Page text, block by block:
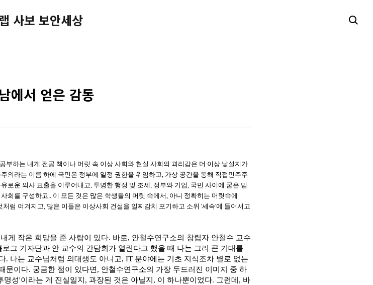
사보 보안세상
에서 얻은 감동
부하는 내게 전공 책이나 머릿 속 이상 사회와 현실 사회의 괴리감은 더 이상 낯설지가
의라는 이름 하에 국민은 정부에 일정 권한을 위임하고, 가상 공간을 통해 직접민주주
로운 의사 표출을 이루어내고, 투명한 행정 및 조세, 정부와 기업, 국민 사이에 굳은 믿
회를 구성하고.. 이 모든 것은 많은 학생들의 머릿 속에서, 아니 정확히는 머릿속에
처럼 여겨지고, 많은 이들은 이상사회 건설을 일찌감치 포기하고 소위 '세속'에 들어서고
게 작은 희망을 준 사람이 있다. 바로, 안철수연구소의 창립자 안철수 교수
로그 기자단과 안 교수의 간담회가 열린다고 했을 때 나는 그리 큰 기대를
. 나는 교수님처럼 의대생도 아니고, IT 분야에는 기초 지식조차 별로 없는
문이다. 궁금한 점이 있다면, 안철수연구소의 가장 두드러진 이미지 중 하
명성'이라는 게 진실일지, 과장된 것은 아닐지, 이 하나뿐이었다. 그런데, 바